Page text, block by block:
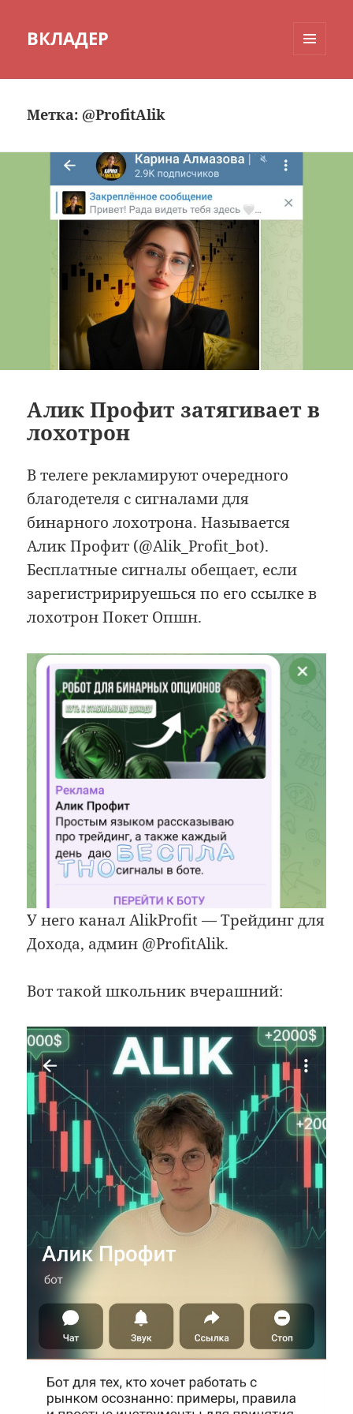
ВКЛАДЕР
Метка: @ProfitAlik
Алик Профит затягивает в
лохотрон
В телеге рекламируют очередного
благодетеля с сигналами для
бинарного лохотрона. Называется
Алик Профит (@Alik_Profit_bot).
Бесплатные сигналы обещает, если
зарегистририруешься по его ссылке в
лохотрон Покет Опшн.
У него канал AlikProfit — Трейдинг для
Дохода, админ @ProfitAlik.
Вот такой школьник вчерашний: